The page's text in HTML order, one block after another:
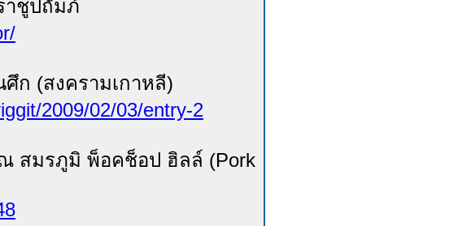
าชูปถัมภ์
ก (สงครามเกาหลี)
2009/02/03/entry-2
สมรภูมิ พ็อคช็อป ฮิลล์ (Pork